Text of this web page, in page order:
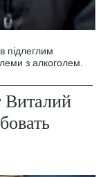
підлеглим
з алкоголем.